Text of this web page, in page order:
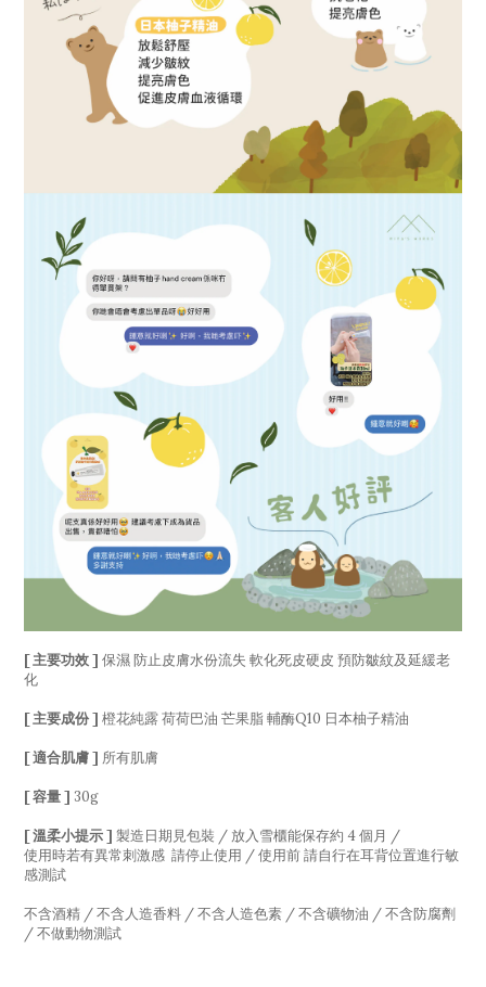
[ 主要功效 ] 保濕 防止皮膚水份流失 軟化死皮硬皮 預防皺紋及延緩老
化
[ 主要成份 ] 橙花純露 荷荷巴油 芒果脂 輔酶Q10 日本柚子精油
[ 適合肌膚 ] 所有肌膚
[ 容量 ] 30g
[ 溫柔小提示 ] 製造日期見包裝 / 放入雪櫃能保存約 4 個月 /
使用時若有異常刺激感 請停止使用 / 使用前 請自行在耳背位置進行敏
感測試
不含酒精 / 不含人造香料 / 不含人造色素 / 不含礦物油 / 不含防腐劑
/ 不做動物測試